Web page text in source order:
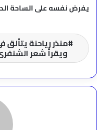
يفرض نفسه على الساحة
منذر رياحنة
ويقرأ شعر